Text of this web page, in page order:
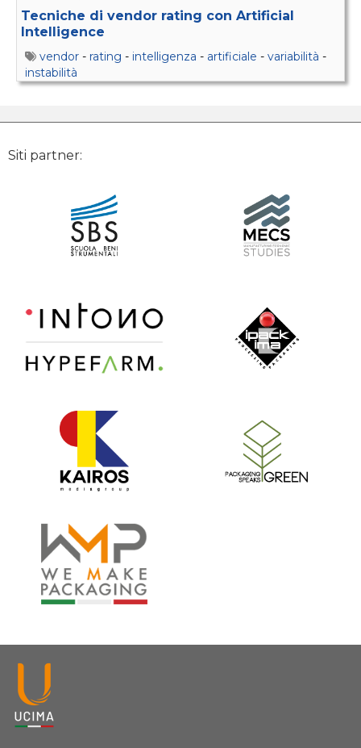
Tecniche di vendor rating con Artificial
Intelligence
vendor - rating - intelligenza - artificiale - variabilità -
instabilità
Siti partner: